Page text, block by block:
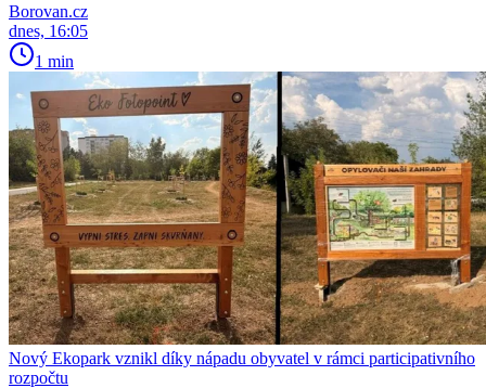
Borovan.cz
dnes, 16:05
1 min
Nový Ekopark vznikl díky nápadu obyvatel v rámci participativního
rozpočtu